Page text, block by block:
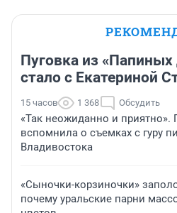
Пуговка из «Папиных
стало с Екатериной
15 часов 1 368 Обсудить
«Так неожиданно и приятно».
вспомнила о съемках с гуру
Владивостока
«Сыночки-корзиночки»
почему уральские парни